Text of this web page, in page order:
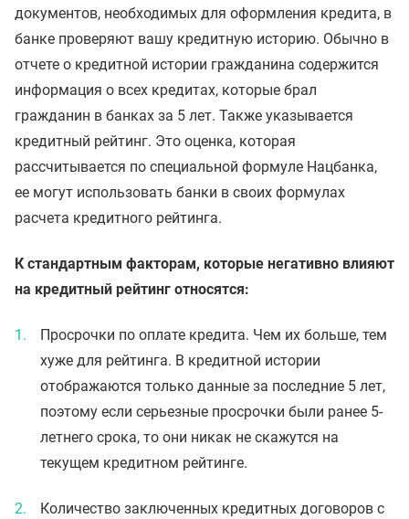
документов, необходимых для оформления кредита, в
банке проверяют вашу кредитную историю. Обычно в
отчете о кредитной истории гражданина содержится
информация о всех кредитах, которые брал
гражданин в банках за 5 лет. Также указывается
кредитный рейтинг. Это оценка, которая
рассчитывается по специальной формуле Нацбанка,
ее могут использовать банки в своих формулах
расчета кредитного рейтинга.
К стандартным факторам, которые негативно влияют
на кредитный рейтинг относятся:
Просрочки по оплате кредита. Чем их больше, тем
хуже для рейтинга. В кредитной истории
отображаются только данные за последние 5 лет,
поэтому если серьезные просрочки были ранее 5-
летнего срока, то они никак не скажутся на
текущем кредитном рейтинге.
Количество заключенных кредитных договоров с